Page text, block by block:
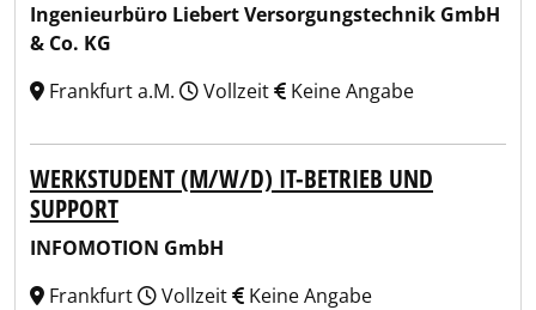
Ingenieurbüro Liebert Versorgungstechnik GmbH
& Co. KG
Frankfurt a.M.
Vollzeit Keine Angabe
WERKSTUDENT (M/W/D) IT-BETRIEB UND
SUPPORT
INFOMOTION GmbH
Frankfurt
Vollzeit Keine Angabe